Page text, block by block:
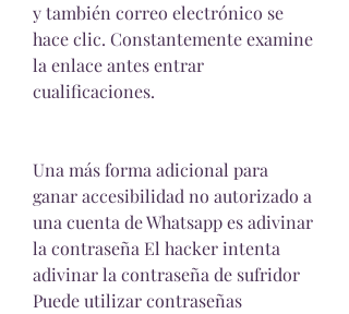
y también correo electrónico se
hace clic. Constantemente examine
la enlace antes entrar
cualificaciones.
Una más forma adicional para
ganar accesibilidad no autorizado a
una cuenta de Whatsapp es adivinar
la contraseña El hacker intenta
adivinar la contraseña de sufridor
Puede utilizar contraseñas